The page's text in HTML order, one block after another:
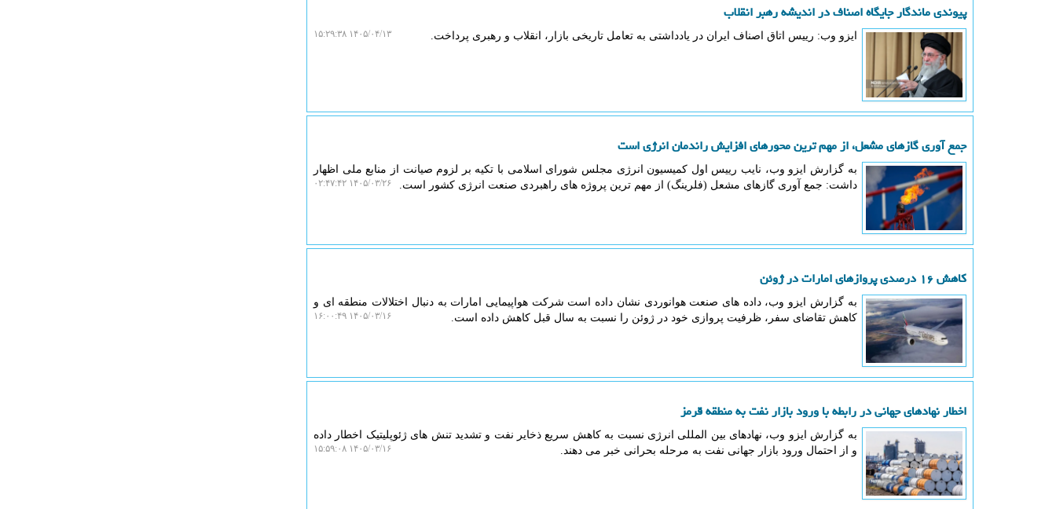
پیوندی ماندگار جایگاه اصناف در اندیشه رهبر انقلاب
ایزو وب: رییس اتاق اصناف ایران در یادداشتی به تعامل تاریخی بازار، انقلاب و رهبری پرداخت. ۱۴۰۵/۰۴/۱۳ ۱۵:۲۹:۳۸
جمع آوری گازهای مشعل، از مهم ترین محورهای افزایش راندمان انرژی است
به گزارش ایزو وب، نایب رییس اول کمیسیون انرژی مجلس شورای اسلامی با تکیه بر لزوم صیانت از منابع ملی اظهار
داشت: جمع آوری گازهای مشعل (فلرینگ) از مهم ترین پروژه های راهبردی صنعت انرژی کشور است.
۱۴۰۵/۰۳/۲۶ ۰۲:۴۷:۴۲
کاهش ۱۶ درصدی پروازهای امارات در ژوئن
به گزارش ایزو وب، داده های صنعت هوانوردی نشان داده است شرکت هواپیمایی امارات به دنبال اختلالات منطقه ای و
کاهش تقاضای سفر، ظرفیت پروازی خود در ژوئن را نسبت به سال قبل کاهش داده است.
۱۴۰۵/۰۳/۱۶ ۱۶:۰۰:۴۹
اخطار نهادهای جهانی در رابطه با ورود بازار نفت به منطقه قرمز
به گزارش ایزو وب، نهادهای بین المللی انرژی نسبت به کاهش سریع ذخایر نفت و تشدید تنش های ژئوپلیتیک اخطار داده
و از احتمال ورود بازار جهانی نفت به مرحله بحرانی خبر می دهند.
۱۴۰۵/۰۳/۱۶ ۱۵:۵۹:۰۸